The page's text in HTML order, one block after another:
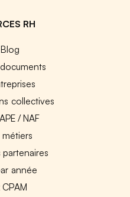
RH
collectives
/ NAF
métiers
partenaires
année